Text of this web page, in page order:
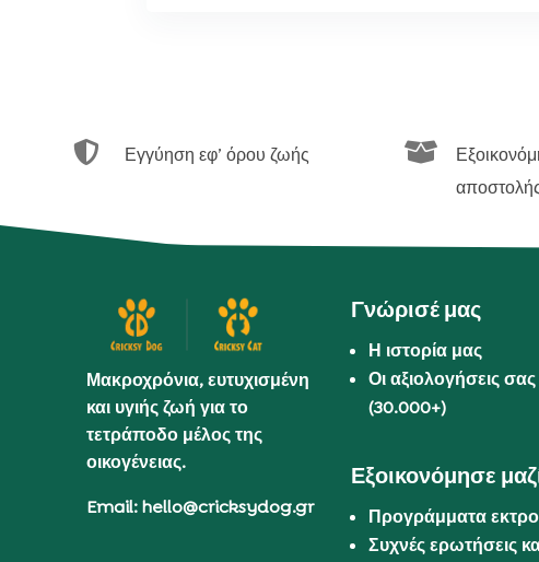
 Εγγύηση εφ’ όρου ζωής 
Μακροχρόνια, ευτυχισμένη
και υγιής ζωή για το
τετράποδο μέλος της
οικογένειας.
Email: hello@cricksydog.gr
Γνώρισέ μας
Η ιστορία μας
Οι αξιολογήσεις σας
(30.000+)
Εξοικονόμησε
Προγράμματα
Συχνές ερωτήσεις